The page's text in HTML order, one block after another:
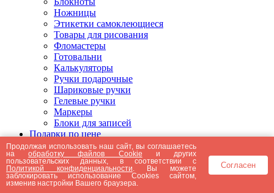
Ножницы
Этикетки самоклеющиеся
Товары для рисования
Фломастеры
Готовальни
Калькуляторы
Ручки подарочные
Шариковые ручки
Гелевые ручки
Маркеры
Блоки для записей
Подарки по цене
Подарки от 5000 рублей
Подарки до 5000 рублей
Подарки до 3000 рублей
Подарки до 2000 рублей
Подарки до 1000 рублей
Продолжая использовать наш сайт, вы соглашаетесь
наобработку файлов Cookie и других
пользовательских данных, в соответствии с
Политикой конфиденциальности . Вы можете
заблокировать использование Cookies сайтом,
изменив настройки Вашего браузера.
Согласен